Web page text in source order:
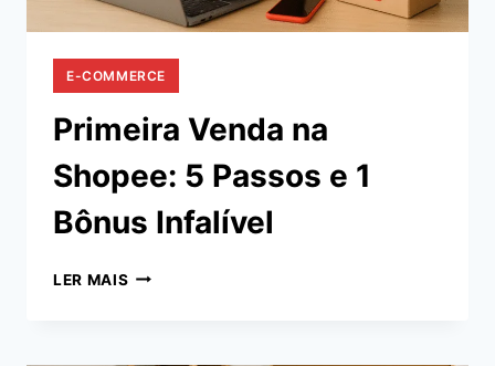
E-COMMERCE
Primeira Venda na
Shopee: 5 Passos e 1
Bônus Infalível
LER MAIS PRIMEIRA